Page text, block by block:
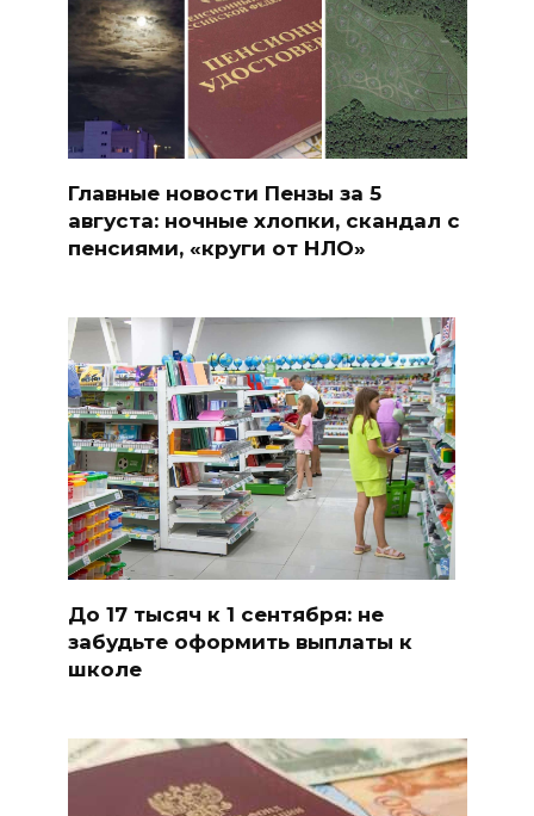
Главные новости Пензы за 5
августа: ночные хлопки, скандал с
пенсиями, «круги от НЛО»
До 17 тысяч к 1 сентября: не
забудьте оформить выплаты к
школе